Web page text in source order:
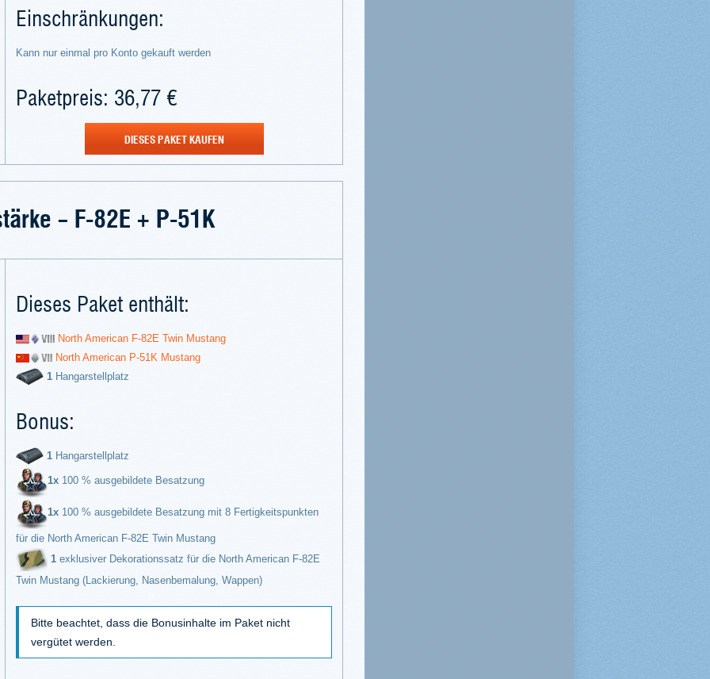
Einschränkungen:
Kann nur einmal pro Konto gekauft werden
Paketpreis: 36,77 €
DIESES PAKET KAUFEN
– F-82E + P-51K
Dieses Paket enthält:
North American F-82E Twin Mustang
North American P-51K Mustang
1 Hangarstellplatz
Bonus:
1 Hangarstellplatz
1х 100 % ausgebildete Besatzung
1х 100 % ausgebildete Besatzung mit 8 Fertigkeitspunkten
für die North American F-82E Twin Mustang
1 exklusiver Dekorationssatz für die North American F-82E
Twin Mustang (Lackierung, Nasenbemalung, Wappen)
Bitte beachtet, dass die Bonusinhalte im Paket nicht
vergütet werden.